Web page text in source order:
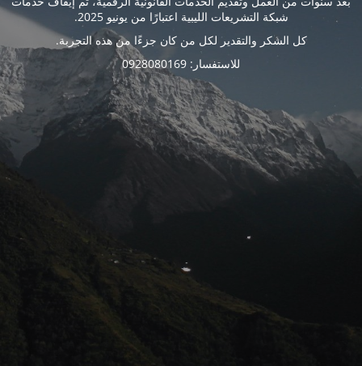
شبكة التشريعات الليبية اعتبارًا من يونيو 2025.
كل الشكر والتقدير لكل من كان جزءًا من هذه التجربة.
للاستفسار: 0928080169